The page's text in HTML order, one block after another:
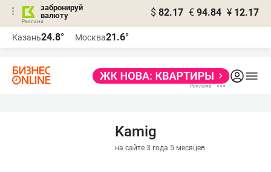
забронируй
валюту
$ 82.17 € 94.84 ¥ 12.17
Казань24.8° Москва21.6°
Kamig
на сайте 3 года 5 месяцев